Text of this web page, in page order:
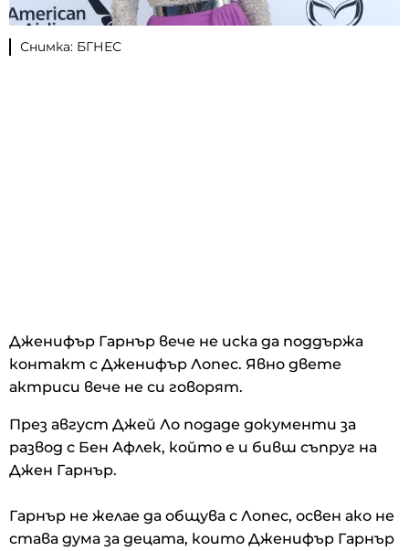
Снимка: БГНЕС
Дженифър Гарнър вече не иска да поддържа
контакт с Дженифър Лопес. Явно двете
актриси вече не си говорят.
През август Джей Ло подаде документи за
развод с Бен Афлек, който е и бивш съпруг на
Джен Гарнър.
Гарнър не желае да общува с Лопес, освен ако не
става дума за децата, които Дженифър Гарнър